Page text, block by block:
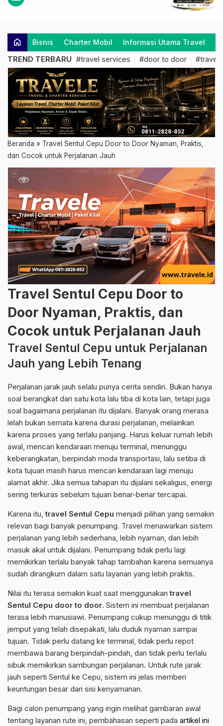
home Bisnis Charter Mobil Informasi Utama Travel
TREND TERBARU #travel services #door to door #travel
Beranda » Travel Sentul Cepu Door to Door Nyaman, Praktis,
dan Cocok untuk Perjalanan Jauh
Travel Sentul Cepu Door to
Door Nyaman, Praktis, dan
Cocok untuk Perjalanan Jauh
Travel Sentul Cepu untuk Perjalanan
Jauh yang Lebih Tenang
Perjalanan jarak jauh selalu punya cerita sendiri. Bukan hanya
soal berangkat dari satu kota lalu tiba di kota lain, tetapi juga
soal bagaimana perjalanan itu dijalani. Banyak orang merasa
lelah bukan semata karena durasi perjalanan, melainkan
karena proses yang terlalu panjang. Harus keluar rumah lebih
awal, mencari kendaraan menuju terminal, menunggu
keberangkatan, berpindah moda transportasi, lalu setiba di
kota tujuan masih harus mencari kendaraan lagi menuju
alamat akhir. Jika semua tahapan itu dijalani sekaligus, energi
sering terkuras sebelum tujuan benar-benar tercapai.
Karena itu,travel Sentul Cepu menjadi pilihan yang semakin
relevan bagi banyak penumpang. Travel menawarkan sistem
perjalanan yang lebih sederhana, lebih nyaman, dan lebih
masuk akal untuk dijalani. Penumpang tidak perlu lagi
memikirkan terlalu banyak tahap tambahan karena semuanya
sudah dirangkum dalam satu layanan yang lebih praktis.
Nilai itu terasa semakin kuat saat menggunakantravel
Sentul Cepu door to door. Sistem ini membuat perjalanan
terasa lebih manusiawi. Penumpang cukup menunggu di titik
jemput yang telah disepakati, lalu duduk nyaman sampai
tujuan. Tidak perlu datang ke terminal, tidak perlu repot
membawa barang berpindah-pindah, dan tidak perlu terlalu
sibuk memikirkan sambungan perjalanan. Untuk rute jarak
jauh seperti Sentul ke Cepu, sistem ini jelas memberi
keuntungan besar dari sisi kenyamanan.
Bagi calon penumpang yang ingin melihat gambaran awal
tentang layanan rute ini, pembahasan seperti pada artikel ini